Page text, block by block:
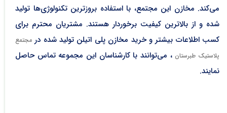
می‌کند. مخازن این مجتمع، با استفاده بروزترین تکنولوژی‌ها تولید
شده و از بالاترین کیفیت برخوردار هستند. مشتریان محترم برای
کسب اطلاعات بیشتر و خرید مخازن پلی اتیلن تولید شده در مجتمع
پلاستیک طبرستان ، می‌توانند با کارشناسان این مجموعه تماس حاصل
نمایند.